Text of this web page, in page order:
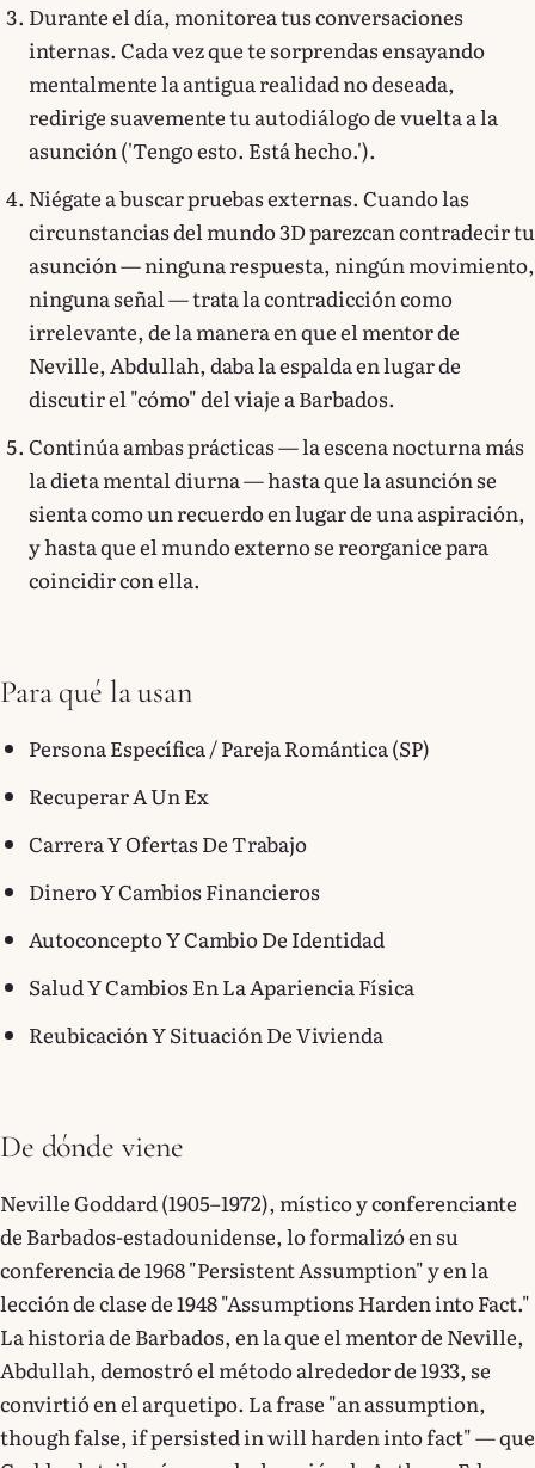
Durante el día, monitorea tus conversaciones
internas. Cada vez que te sorprendas ensayando
mentalmente la antigua realidad no deseada,
redirige suavemente tu autodiálogo de vuelta a la
asunción ('Tengo esto. Está hecho.').
Niégate a buscar pruebas externas. Cuando las
circunstancias del mundo 3D parezcan contradecir tu
asunción — ninguna respuesta, ningún movimiento,
ninguna señal — trata la contradicción como
irrelevante, de la manera en que el mentor de
Neville, Abdullah, daba la espalda en lugar de
discutir el "cómo" del viaje a Barbados.
Continúa ambas prácticas — la escena nocturna más
la dieta mental diurna — hasta que la asunción se
sienta como un recuerdo en lugar de una aspiración,
y hasta que el mundo externo se reorganice para
coincidir con ella.
Para qué la usan
Persona Específica / Pareja Romántica (SP)
Recuperar A Un Ex
Carrera Y Ofertas De Trabajo
Dinero Y Cambios Financieros
Autoconcepto Y Cambio De Identidad
Salud Y Cambios En La Apariencia Física
Reubicación Y Situación De Vivienda
De dónde viene
Neville Goddard (1905–1972), místico y conferenciante
de Barbados-estadounidense, lo formalizó en su
conferencia de 1968 "Persistent Assumption" y en la
lección de clase de 1948 "Assumptions Harden into Fact."
La historia de Barbados, en la que el mentor de Neville,
Abdullah, demostró el método alrededor de 1933, se
convirtió en el arquetipo. La frase "an assumption,
though false, if persisted in will harden into fact" — que